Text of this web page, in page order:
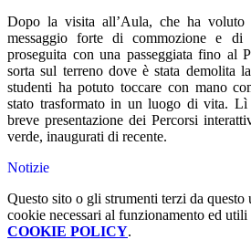
Dopo la visita all’Aula, che ha voluto
messaggio forte di commozione e di
proseguita con una passeggiata fino al
sorta sul terreno dove è stata demolita
studenti ha potuto toccare con mano
stato trasformato in un luogo di vita. Lì
breve presentazione dei Percorsi
verde, inaugurati di recente.
Notizie
Questo sito o gli strumenti terzi da
cookie necessari al funzionamento ed
COOKIE POLICY.